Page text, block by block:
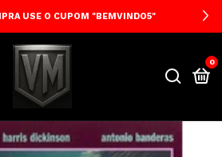
USE O CUPOM "BEMVINDO5"
0